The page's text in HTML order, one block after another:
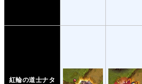
紅輪の道士ナタ